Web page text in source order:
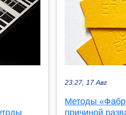
23:27, 17 Авг
Методы
причиной